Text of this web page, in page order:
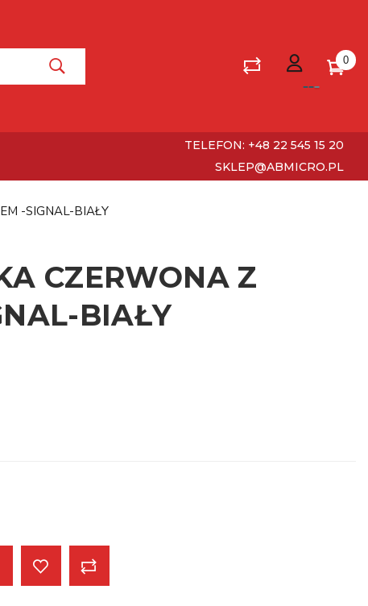
0
TELEFON: +48 22 545 15 20
SKLEP@ABMICRO.PL
-SIGNAL-BIAŁY
CZERWONA Z
BIAŁY